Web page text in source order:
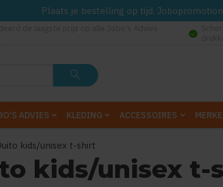
Plaats je bestelling op tijd.
check_circle
search
ADVIES KLEDING ACCESSOIRES
kids/unisex t-shirt
kids/unisex t-